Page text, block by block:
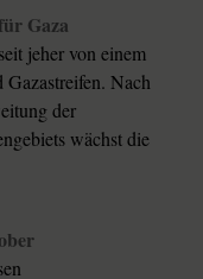
Gaza
jeher von einem
Nach
der